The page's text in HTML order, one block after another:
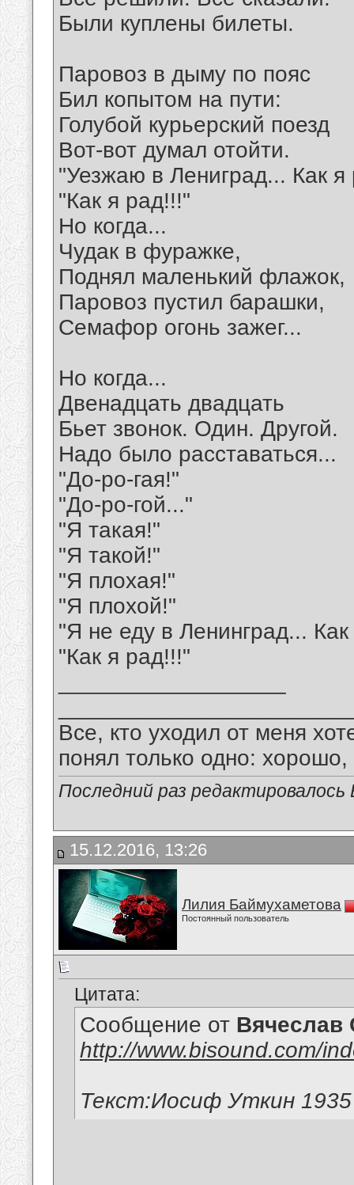
Были куплены билеты.
Паровоз в дыму по пояс
Бил копытом на пути:
Голубой курьерский поезд
Вот-вот думал отойти.
"Уезжаю в Лениград... Как я
"Как я рад!!!"
Но когда...
Чудак в фуражке,
Поднял маленький флажок,
Паровоз пустил барашки,
Семафор огонь зажег...
Но когда...
Двенадцать двадцать
Бьет звонок. Один. Другой.
Надо было расставаться...
"До-ро-гая!"
"До-ро-гой..."
"Я такая!"
"Я такой!"
"Я плохая!"
"Я плохой!"
"Я не еду в Ленинград...
"Как я рад!!!"
Все, кто уходил от меня
понял только одно:
Последний раз
15.12.2016, 13:26
Лилия Баймухаметова
Постоянный пользователь
Цитата:
Сообщение от Вячеслав
http://www.bisound.com/
Текст:Иосиф Уткин 1935